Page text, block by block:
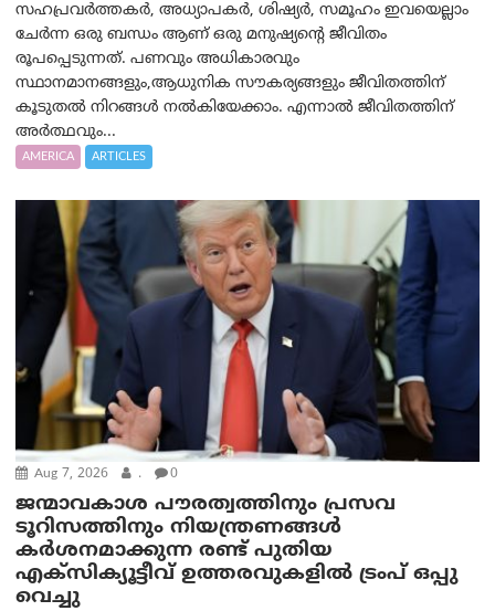
സഹപ്രവർത്തകർ, അധ്യാപകർ, ശിഷ്യർ, സമൂഹം ഇവയെല്ലാം
ചേർന്ന ഒരു ബന്ധം ആണ് ഒരു മനുഷ്യന്റെ ജീവിതം
രൂപപ്പെടുന്നത്. പണവും അധികാരവും
സ്ഥാനമാനങ്ങളും,ആധുനിക സൗകര്യങ്ങളും ജീവിതത്തിന്
കൂടുതൽ നിറങ്ങൾ നൽകിയേക്കാം. എന്നാൽ ജീവിതത്തിന്
അർത്ഥവും...
AMERICA ARTICLES
Aug 7, 2026 . 0
ജന്മാവകാശ പൗരത്വത്തിനും പ്രസവ
ടൂറിസത്തിനും നിയന്ത്രണങ്ങൾ
കർശനമാക്കുന്ന രണ്ട് പുതിയ
എക്സിക്യൂട്ടീവ് ഉത്തരവുകളിൽ ട്രംപ് ഒപ്പു
വെച്ചു